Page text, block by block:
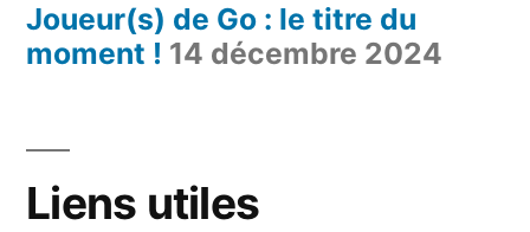
Joueur(s) de Go : le titre du
moment ! 14 décembre 2024
Liens utiles